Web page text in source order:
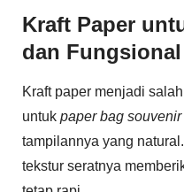
Kraft Paper
dan Fungsional
Kraft paper menjadi
untuk paper bag souvenir
tampilannya yang
tekstur seratnya